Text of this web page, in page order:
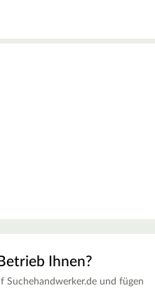
Ihnen?
Suchehandwerker.de und fügen